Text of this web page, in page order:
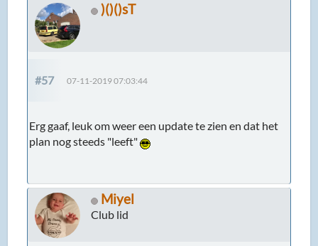
)()()sT
#57 07-11-2019 07:03:44
Erg gaaf, leuk om weer een update te zien en dat het
plan nog steeds "leeft"
Miyel
Club lid